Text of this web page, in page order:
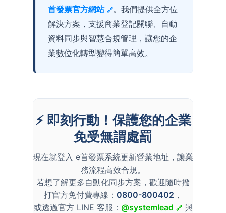
首發票官方網站
。我們提供全方位
解決方案，支援商業登記關聯、自動
資料同步與智慧合規管理，讓您的企
業數位化轉型變得簡單高效。
⚡ 即刻行動！保護您的企業
免受無謂處罰
現在就登入 e首發票系統更新營業地址，讓業
務流程高效合規。
若想了解更多自動化同步方案，歡迎隨時撥
打官方免付費專線： 0800-800402 ，
或透過官方 LINE 客服： @systemlead
與